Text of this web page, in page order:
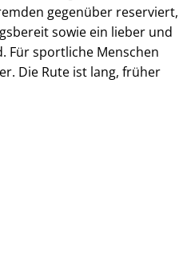
gegenüber reserviert,
sowie ein lieber und
Für sportliche Menschen
Die Rute ist lang, früher